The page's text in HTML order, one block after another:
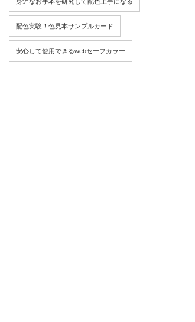
配色実験！色見本サンプルカード
安心して使用できるwebセーフカラー